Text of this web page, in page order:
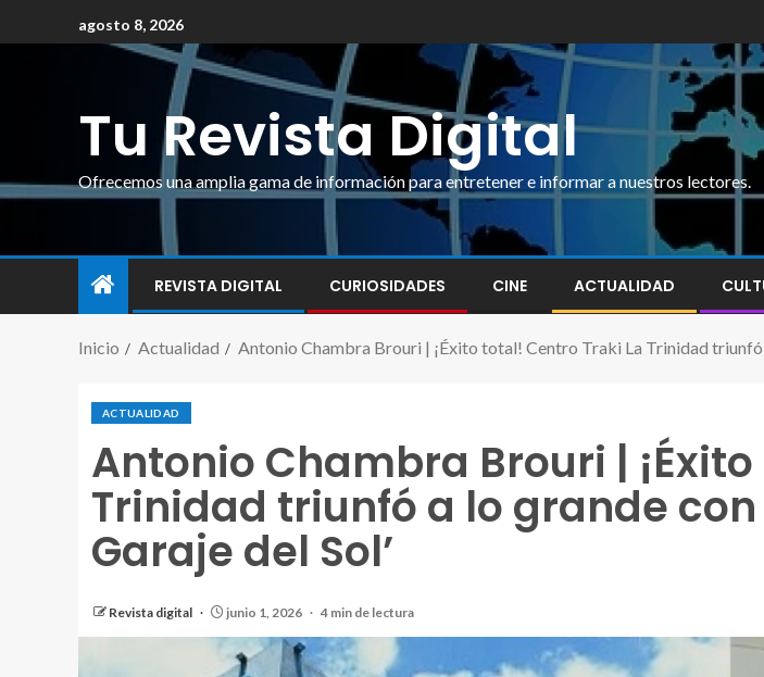
agosto 8, 2026
Tu Revista Digital
Ofrecemos una amplia gama de información para entretener e informar a nuestros lectores.
REVISTA DIGITAL CURIOSIDADES CINE ACTUALIDAD
Inicio Actualidad Antonio Chambra Brouri | ¡Éxito total! Centro Traki La Trinidad triunfó
ACTUALIDAD
Antonio Chambra Brouri |
Trinidad triunfó a lo grande con
Garaje del Sol’
Revista digital junio 1, 2026 4 min de lectura